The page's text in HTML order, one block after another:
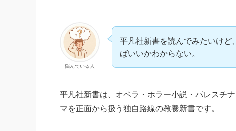
悩んでいる人
平凡社新書を読んでみたいけど
ばいいかわからない。
平凡社新書は、オペラ・ホラー小説・パレスチ
マを正面から扱う独自路線の教養新書です。